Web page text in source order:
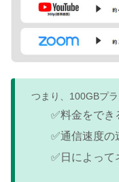
つまり、100GBプ
✅料金をでき
✅通信速度の
✅日によって